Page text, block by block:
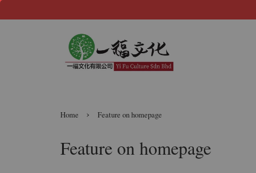
Home › Feature on homepage
Feature on homepage